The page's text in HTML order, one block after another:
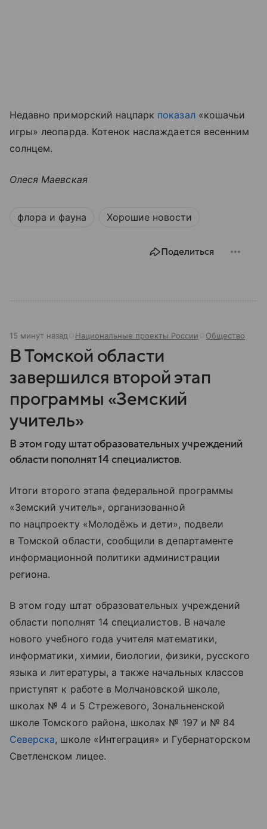
Недавно приморский нацпарк показал «кошачьи
игры» леопарда. Котенок наслаждается весенним
солнцем.
Олеся Маевская
флора и фауна Хорошие новости
Поделиться
15 минут назад Национальные проекты России Общество
В Томской области
завершился второй этап
программы «Земский
учитель»
В этом году штат образовательных учреждений
области пополнят 14 специалистов.
Итоги второго этапа федеральной программы
«Земский учитель», организованной
по нацпроекту «Молодёжь и дети», подвели
в Томской области, сообщили в департаменте
информационной политики администрации
региона.
В этом году штат образовательных учреждений
области пополнят 14 специалистов. В начале
нового учебного года учителя математики,
информатики, химии, биологии, физики, русского
языка и литературы, а также начальных классов
приступят к работе в Молчановской школе,
школах № 4 и 5 Стрежевого, Зональненской
школе Томского района, школах № 197 и № 84
Северска, школе «Интеграция» и Губернаторском
Светленском лицее.